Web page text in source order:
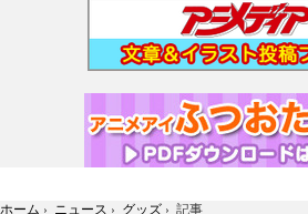
ホーム › ニュース › グッズ › 記事